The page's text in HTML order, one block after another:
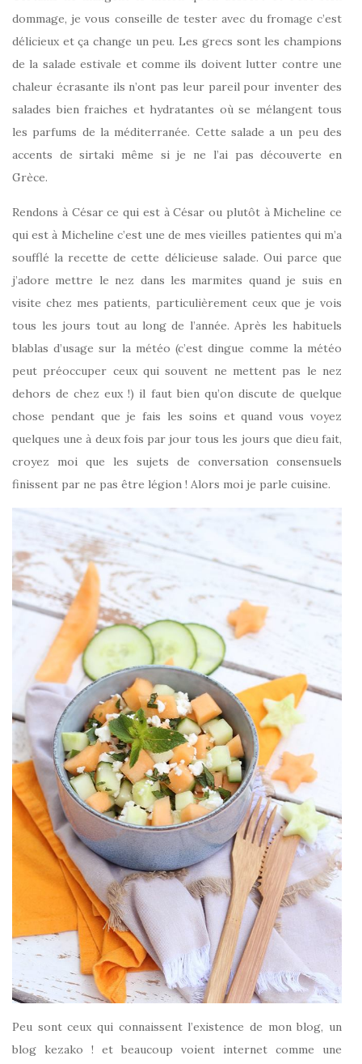
dommage, je vous conseille de tester avec du fromage c’est
délicieux et ça change un peu. Les grecs sont les champions
de la salade estivale et comme ils doivent lutter contre une
chaleur écrasante ils n’ont pas leur pareil pour inventer des
salades bien fraiches et hydratantes où se mélangent tous
les parfums de la méditerranée. Cette salade a un peu des
accents de sirtaki même si je ne l’ai pas découverte en
Grèce.
Rendons à César ce qui est à César ou plutôt à Micheline ce
qui est à Micheline c’est une de mes vieilles patientes qui m’a
soufflé la recette de cette délicieuse salade. Oui parce que
j’adore mettre le nez dans les marmites quand je suis en
visite chez mes patients, particulièrement ceux que je vois
tous les jours tout au long de l’année. Après les habituels
blablas d’usage sur la météo (c’est dingue comme la météo
peut préoccuper ceux qui souvent ne mettent pas le nez
dehors de chez eux !) il faut bien qu’on discute de quelque
chose pendant que je fais les soins et quand vous voyez
quelques une à deux fois par jour tous les jours que dieu fait,
croyez moi que les sujets de conversation consensuels
finissent par ne pas être légion ! Alors moi je parle cuisine.
Peu sont ceux qui connaissent l’existence de mon blog, un
blog kezako ! et beaucoup voient internet comme une